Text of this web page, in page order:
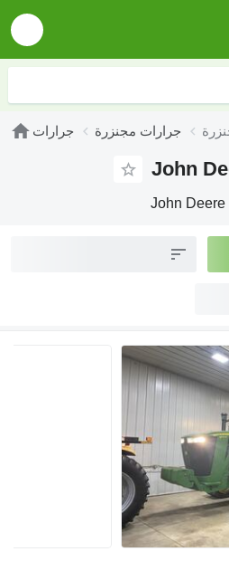
جرارات جرارات مجنزرة